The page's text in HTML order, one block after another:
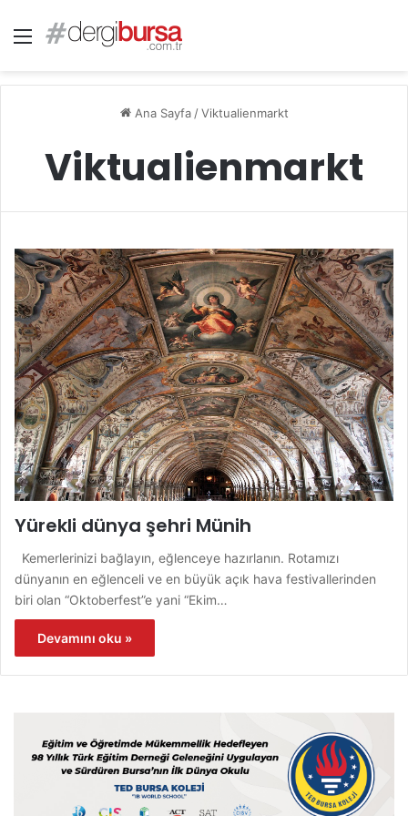
Menü
Ana Sayfa / Viktualienmarkt
Viktualienmarkt
Yürekli dünya şehri Münih
Kemerlerinizi bağlayın, eğlenceye hazırlanın. Rotamızı
dünyanın en eğlenceli ve en büyük açık hava festivallerinden
biri olan “Oktoberfest”e yani “Ekim…
Devamını oku »